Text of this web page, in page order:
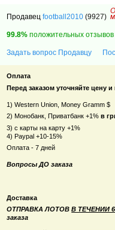
Продавецfootball2010 (9927)
99.8% положительных отзывов
Задать вопрос Продавцу
Оплата
Перед заказом уточняйте цену и
1) Western Union, Money Gramm $
2) Монобанк, Приватбанк +1%в
3) с карты на карту +1%
4) Paypal +10-15%
Оплата - 7 дней
Вопросы ДО заказа
Доставка
ОТПРАВКА ЛОТОВВ ТЕЧЕНИИ
заказа